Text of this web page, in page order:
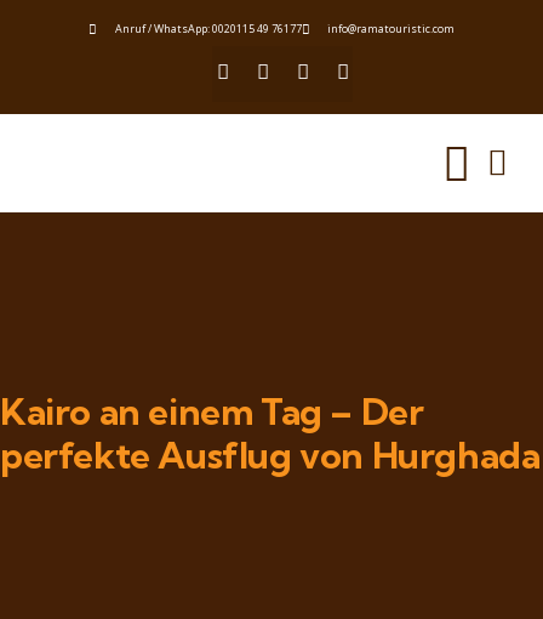
Anruf / WhatsApp: 0020115 49 76177 info@ramatouristic.com
Kairo an einem Tag – Der
perfekte Ausflug von Hurghada